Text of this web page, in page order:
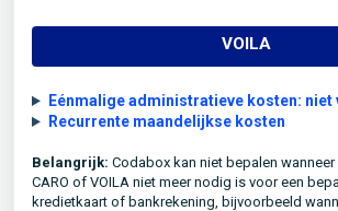
VOILA
Eénmalige administratieve kosten: niet
Recurrente maandelijkse kosten
Belangrijk: Codabox kan niet bepalen wanneer
CARO of VOILA niet meer nodig is voor een
kredietkaart of bankrekening, bijvoorbeeld